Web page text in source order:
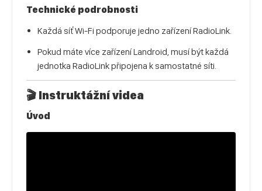
Technické podrobnosti
Každá síť Wi-Fi podporuje jedno zařízení RadioLink.
Pokud máte více zařízení Landroid, musí být každá
jednotka RadioLink připojena k samostatné síti.
🎬 Instruktážní videa
Úvod